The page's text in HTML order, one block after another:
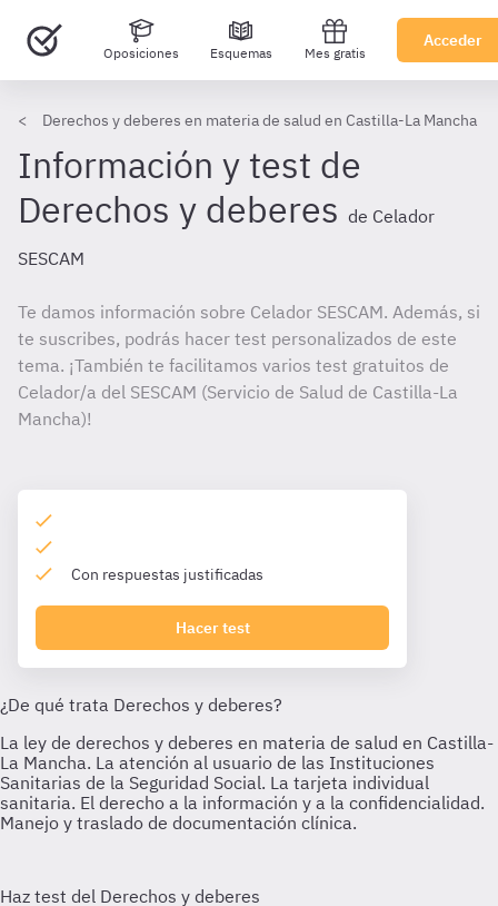
Oposiciones Esquemas Mes gratis
Acceder
Derechos y deberes en materia de salud en Castilla-La Mancha –
Información y test de
Derechos y deberes de Celador
SESCAM
Te damos información sobre Celador SESCAM. Además, si
te suscribes, podrás hacer test personalizados de este
tema. ¡También te facilitamos varios test gratuitos de
Celador/a del SESCAM (Servicio de Salud de Castilla-La
Mancha)!
Con respuestas justificadas
Hacer test